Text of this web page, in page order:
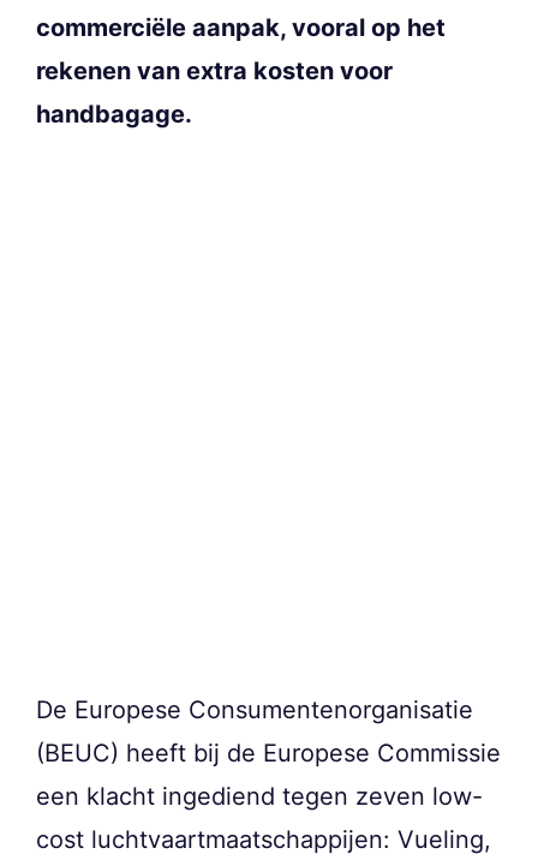
commerciële aanpak, vooral op het
rekenen van extra kosten voor
handbagage.
De Europese Consumentenorganisatie
(BEUC) heeft bij de Europese Commissie
een klacht ingediend tegen zeven low-
cost luchtvaartmaatschappijen: Vueling,